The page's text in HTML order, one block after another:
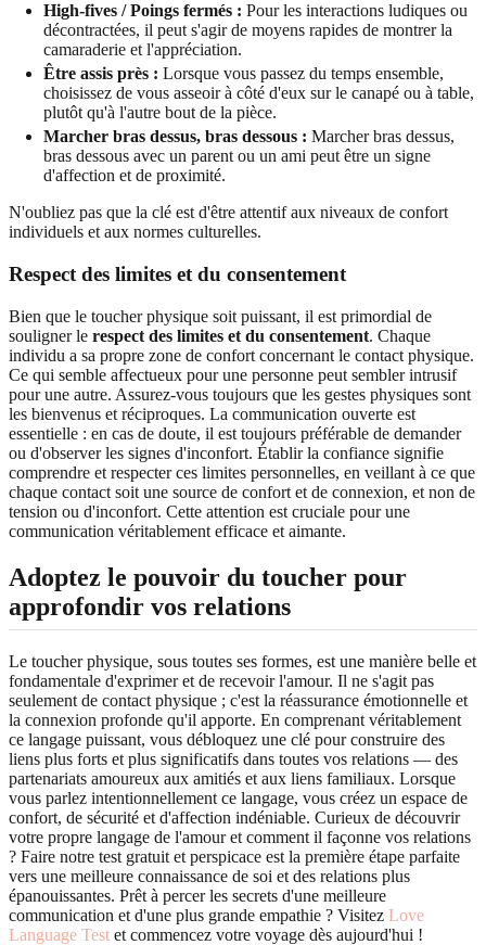
High-fives / Poings fermés : Pour les interactions ludiques ou
décontractées, il peut s'agir de moyens rapides de montrer la
camaraderie et l'appréciation.
Être assis près : Lorsque vous passez du temps ensemble,
choisissez de vous asseoir à côté d'eux sur le canapé ou à table,
plutôt qu'à l'autre bout de la pièce.
Marcher bras dessus, bras dessous : Marcher bras dessus,
bras dessous avec un parent ou un ami peut être un signe
d'affection et de proximité.
N'oubliez pas que la clé est d'être attentif aux niveaux de confort
individuels et aux normes culturelles.
Respect des limites et du consentement
Bien que le toucher physique soit puissant, il est primordial de
souligner le respect des limites et du consentement. Chaque
individu a sa propre zone de confort concernant le contact physique.
Ce qui semble affectueux pour une personne peut sembler intrusif
pour une autre. Assurez-vous toujours que les gestes physiques sont
les bienvenus et réciproques. La communication ouverte est
essentielle : en cas de doute, il est toujours préférable de demander
ou d'observer les signes d'inconfort. Établir la confiance signifie
comprendre et respecter ces limites personnelles, en veillant à ce que
chaque contact soit une source de confort et de connexion, et non de
tension ou d'inconfort. Cette attention est cruciale pour une
communication véritablement efficace et aimante.
Adoptez le pouvoir du toucher pour
approfondir vos relations
Le toucher physique, sous toutes ses formes, est une manière belle et
fondamentale d'exprimer et de recevoir l'amour. Il ne s'agit pas
seulement de contact physique ; c'est la réassurance émotionnelle et
la connexion profonde qu'il apporte. En comprenant véritablement
ce langage puissant, vous débloquez une clé pour construire des
liens plus forts et plus significatifs dans toutes vos relations — des
partenariats amoureux aux amitiés et aux liens familiaux. Lorsque
vous parlez intentionnellement ce langage, vous créez un espace de
confort, de sécurité et d'affection indéniable. Curieux de découvrir
votre propre langage de l'amour et comment il façonne vos relations
? Faire notre test gratuit et perspicace est la première étape parfaite
vers une meilleure connaissance de soi et des relations plus
épanouissantes. Prêt à percer les secrets d'une meilleure
communication et d'une plus grande empathie ? Visitez Love
Language Test et commencez votre voyage dès aujourd'hui !